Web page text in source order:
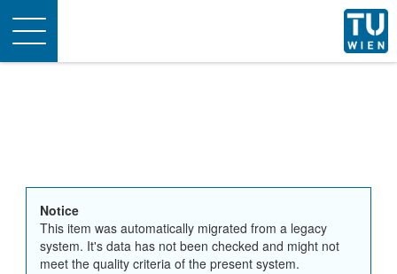
Toggle
navigation
Notice
This item was automatically migrated from a legacy
system. It's data has not been checked and might not
meet the quality criteria of the present system.